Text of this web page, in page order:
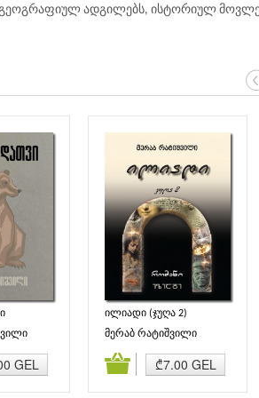
გეოგრაფიულ ადგილებს, ისტორიულ
GEL
ილიადი (ჯუღა 2)
მერაბ რატიშვილი
₾7.00 GEL
კალათაში დამატება